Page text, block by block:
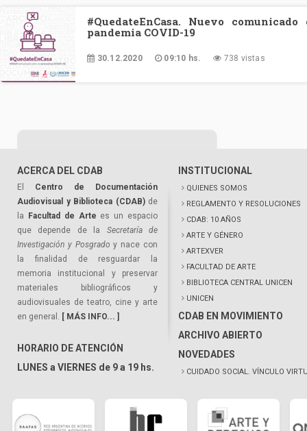
#QuedateEnCasa. Nuevo
pandemia COVID-19
30.12.2020 09:10 hs. 738 vistas
ACERCA DEL CDAB
El Centro de Documentación
Audiovisual y Biblioteca (CDAB)de
la
Facultad de Arte es un espacio
que depende de la Secretaría de
Investigación y Posgrado y nace con
la finalidad de resguardar la
memoria institucional y preservar
materiales bibliográficos y
audiovisuales de teatro, cine y arte
en general. [ MÁS INFO... ]
HORARIO DE ATENCIÓN
LUNES a VIERNES de 9 a 19 hs.
INSTITUCIONAL
QUIENES SOMOS
REGLAMENTO Y RESOLUCIONES
CDAB: 10 AÑOS
ARTE Y GÉNERO
ARTEXVER
FACULTAD DE ARTE
BIBLIOTECA CENTRAL UNICEN
UNICEN
CDAB EN MOVIMIENTO
ARCHIVO ABIERTO
NOVEDADES
CUIDADO SOCIAL. VÍNCULO